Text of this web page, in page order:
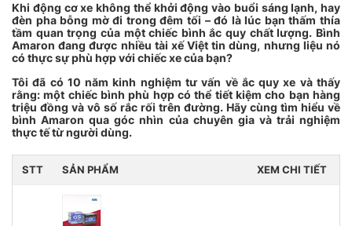
Khi động cơ xe không thể khởi động vào buổi sáng lạnh, hay
đèn pha bỗng mờ đi trong đêm tối – đó là lúc bạn thấm thía
tầm quan trọng của một chiếc bình ắc quy chất lượng. Bình
Amaron đang được nhiều tài xế Việt tin dùng, nhưng liệu nó
có thực sự phù hợp với chiếc xe của bạn?
Tôi đã có 10 năm kinh nghiệm tư vấn về ắc quy xe và thấy
rằng: một chiếc bình phù hợp có thể tiết kiệm cho bạn hàng
triệu đồng và vô số rắc rối trên đường. Hãy cùng tìm hiểu về
bình Amaron qua góc nhìn của chuyên gia và trải nghiệm
thực tế từ người dùng.
STT SẢN PHẨM XEM CHI TIẾT